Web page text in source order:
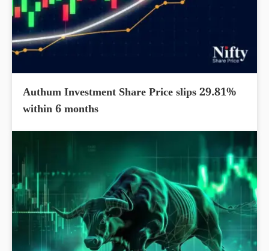
Authum Investment Share Price slips 29.81%
within 6 months